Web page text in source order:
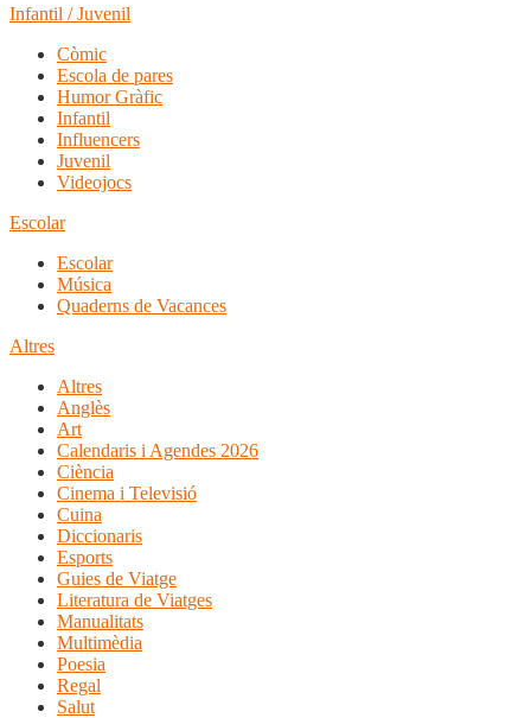
Infantil / Juvenil
Còmic
Escola de pares
Humor Gràfic
Infantil
Influencers
Juvenil
Videojocs
Escolar
Escolar
Música
Quaderns de Vacances
Altres
Altres
Anglès
Art
Calendaris i Agendes 2026
Ciència
Cinema i Televisió
Cuina
Diccionaris
Esports
Guies de Viatge
Literatura de Viatges
Manualitats
Multimèdia
Poesia
Regal
Salut